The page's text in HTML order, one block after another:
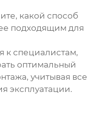
какой способ
подходящим для
к специалистам,
оптимальный
учитывая все
эксплуатации.